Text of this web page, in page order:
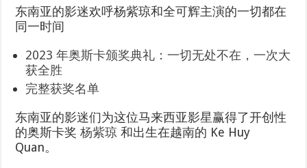
东南亚的影迷欢呼杨紫琼和全可辉主演的一切都在
同一时间
2023 年奥斯卡颁奖典礼：一切无处不在，一次大
获全胜
完整获奖名单
东南亚的影迷们为这位马来西亚影星赢得了开创性
的奥斯卡奖杨紫琼 和出生在越南的 Ke Huy
Quan。